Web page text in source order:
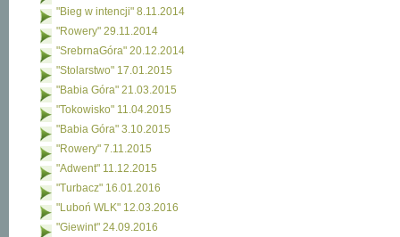
"Bieg w intencji" 8.11.2014
"Rowery" 29.11.2014
"SrebrnaGóra" 20.12.2014
"Stolarstwo" 17.01.2015
"Babia Góra" 21.03.2015
"Tokowisko" 11.04.2015
"Babia Góra" 3.10.2015
"Rowery" 7.11.2015
"Adwent" 11.12.2015
"Turbacz" 16.01.2016
"Luboń WLK" 12.03.2016
"Giewint" 24.09.2016